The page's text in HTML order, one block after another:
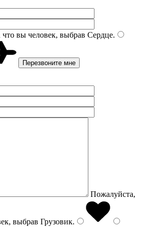
вы человек, выбрав Сердце.
Пожалуйста,
выбрав Грузовик.